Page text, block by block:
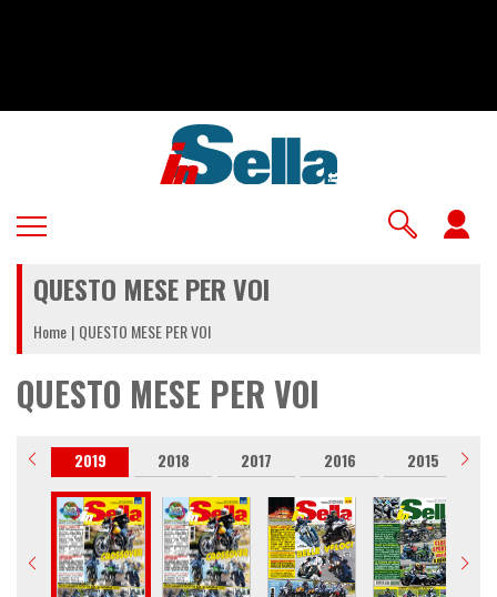
QUESTO MESE PER VOI
Home QUESTO MESE PER VOI
QUESTO MESE PER VOI
2019 2018 2017 2016 2015